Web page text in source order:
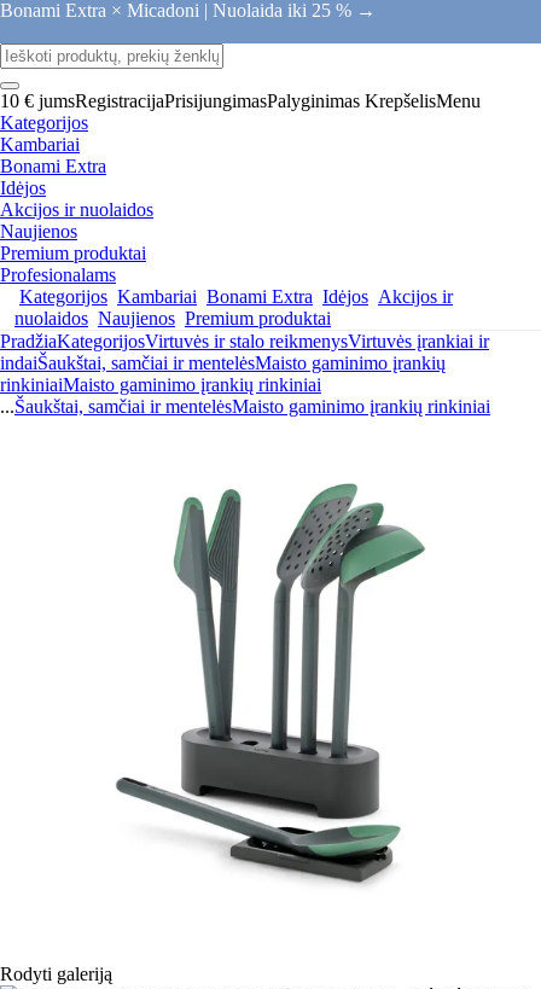
Bonami Extra × Micadoni | Nuolaida iki 25 % →
10 € jumsRegistracijaPrisijungimasPalyginimas KrepšelisMenu
Kategorijos
Kambariai
Bonami Extra
Idėjos
Akcijos ir nuolaidos
Naujienos
Premium produktai
Profesionalams
Kategorijos Kambariai Bonami Extra Idėjos Akcijos ir
nuolaidos Naujienos Premium produktai
PradžiaKategorijosVirtuvės ir stalo reikmenysVirtuvės įrankiai ir
indaiŠaukštai, samčiai ir mentelėsMaisto gaminimo įrankių
rinkiniaiMaisto gaminimo įrankių rinkiniai
...Šaukštai, samčiai ir mentelėsMaisto gaminimo įrankių rinkiniai
Rodyti galeriją